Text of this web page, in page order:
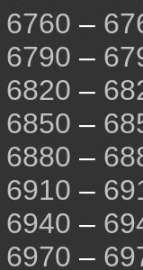
6760 –
6790 –
6820 –
6850 –
6880 –
6910 –
6940 –
6970 –